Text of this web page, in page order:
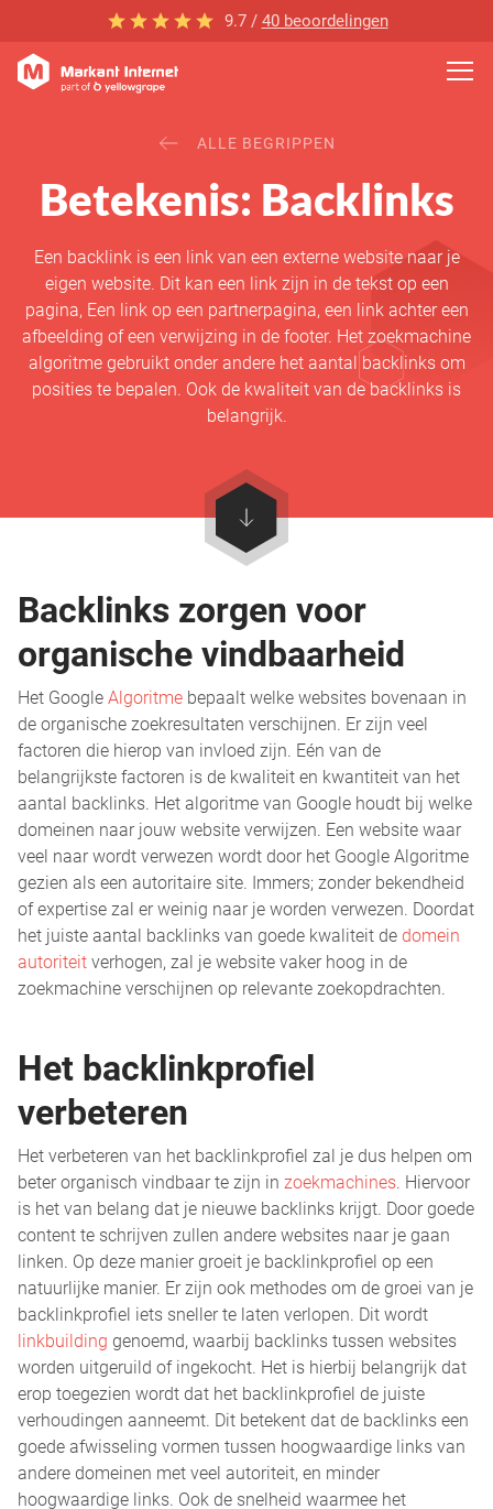
9.7 / 40 beoordelingen
ALLE BEGRIPPEN
Betekenis: Backlinks
Een backlink is een link van een externe website naar je
eigen website. Dit kan een link zijn in de tekst op een
pagina, Een link op een partnerpagina, een link achter een
afbeelding of een verwijzing in de footer. Het zoekmachine
algoritme gebruikt onder andere het aantal backlinks om
posities te bepalen. Ook de kwaliteit van de backlinks is
belangrijk.
Backlinks zorgen voor
organische vindbaarheid
Het Google Algoritme bepaalt welke websites bovenaan in
de organische zoekresultaten verschijnen. Er zijn veel
factoren die hierop van invloed zijn. Eén van de
belangrijkste factoren is de kwaliteit en kwantiteit van het
aantal backlinks. Het algoritme van Google houdt bij welke
domeinen naar jouw website verwijzen. Een website waar
veel naar wordt verwezen wordt door het Google Algoritme
gezien als een autoritaire site. Immers; zonder bekendheid
of expertise zal er weinig naar je worden verwezen. Doordat
het juiste aantal backlinks van goede kwaliteit de domein
autoriteit verhogen, zal je website vaker hoog in de
zoekmachine verschijnen op relevante zoekopdrachten.
Het backlinkprofiel
verbeteren
Het verbeteren van het backlinkprofiel zal je dus helpen om
beter organisch vindbaar te zijn in zoekmachines. Hiervoor
is het van belang dat je nieuwe backlinks krijgt. Door goede
content te schrijven zullen andere websites naar je gaan
linken. Op deze manier groeit je backlinkprofiel op een
natuurlijke manier. Er zijn ook methodes om de groei van je
backlinkprofiel iets sneller te laten verlopen. Dit wordt
linkbuilding genoemd, waarbij backlinks tussen websites
worden uitgeruild of ingekocht. Het is hierbij belangrijk dat
erop toegezien wordt dat het backlinkprofiel de juiste
verhoudingen aanneemt. Dit betekent dat de backlinks een
goede afwisseling vormen tussen hoogwaardige links van
andere domeinen met veel autoriteit, en minder
hoogwaardige links. Ook de snelheid waarmee het